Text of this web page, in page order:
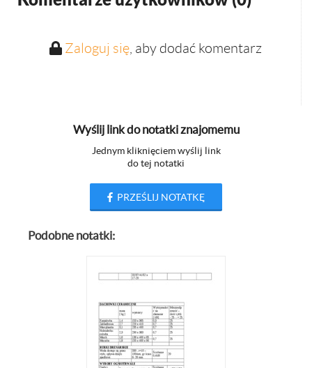
Zaloguj się, aby dodać komentarz
Wyślij link do notatki znajomemu
Jednym kliknięciem wyślij link
do tej notatki
PRZEŚLIJ NOTATKĘ
Podobne notatki: